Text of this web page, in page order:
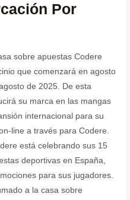
Por
sobre apuestas Codere
que comenzará en agosto
de 2025. De esta
su marca en las mangas
internacional para su
line a través para Codere.
está celebrando sus 15
deportivas en España,
para sus jugadores.
a la casa sobre